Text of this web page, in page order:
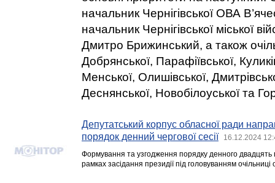
начальник Чернігівської ОВА
начальник Чернігівської міської
Дмитро Брижинський, а також
Добрянської, Парафіївської,
Менської, Олишівської,
Деснянської, Новобілоуської та
Депутатський корпус обласної ради
порядок денний чергової сесії
16.12.2024
Формування та узгодження порядку денного двадцять
рамках засідання президії під головуванням